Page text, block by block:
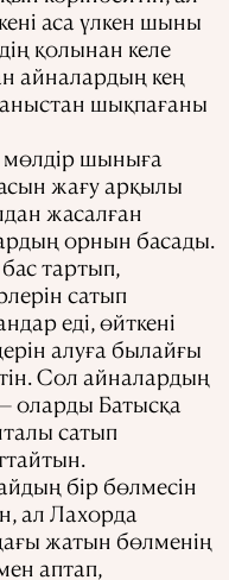
аса үлкен шыны
қолынан келе
айналардың кең
шықпағаны
мөлдір шыныға
жағу арқылы
жасалған
орнын басады.
тартып,
сатып
еді, өйткені
алуға былайғы
Сол айналардың
оларды Батысқа
сатып
бір бөлмесін
ал Лахорда
жатын бөлменің
аптап,